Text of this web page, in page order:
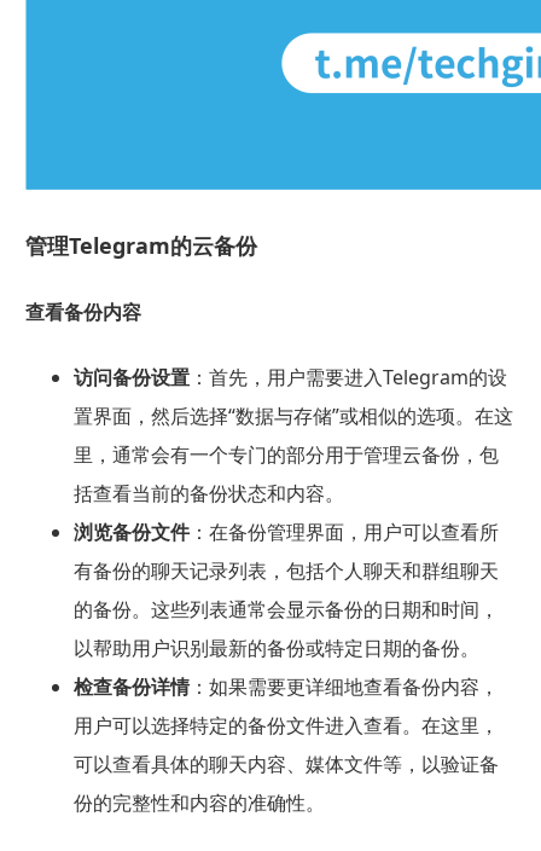
管理Telegram的云备份
查看备份内容
访问备份设置：首先，用户需要进入Telegram的设
置界面，然后选择“数据与存储”或相似的选项。在这
里，通常会有一个专门的部分用于管理云备份，包
括查看当前的备份状态和内容。
浏览备份文件：在备份管理界面，用户可以查看所
有备份的聊天记录列表，包括个人聊天和群组聊天
的备份。这些列表通常会显示备份的日期和时间，
以帮助用户识别最新的备份或特定日期的备份。
检查备份详情：如果需要更详细地查看备份内容，
用户可以选择特定的备份文件进入查看。在这里，
可以查看具体的聊天内容、媒体文件等，以验证备
份的完整性和内容的准确性。